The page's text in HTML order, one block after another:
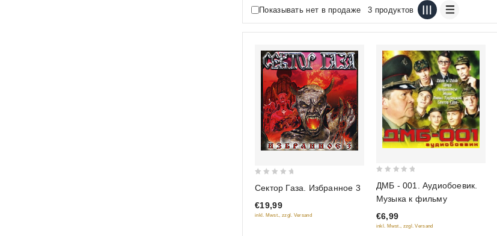
Показывать нет в продаже 3 продуктов
of
5
Сектор Газа. Избранное 3
€19,99
inkl. Mwst., zzgl. Versand
out
of
5
ДМБ - 001. Аудиобоевик.
Музыка к фильму
€6,99
inkl. Mwst., zzgl. Versand